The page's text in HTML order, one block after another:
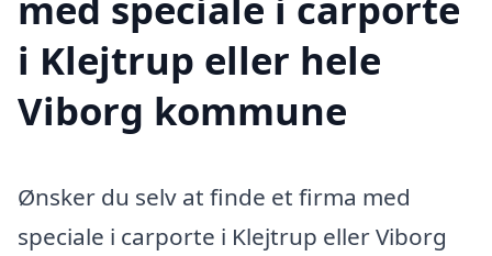
i Klejtrup eller hele
Viborg kommune
Ønsker du selv at finde et firma med
speciale i carporte i Klejtrup eller Viborg